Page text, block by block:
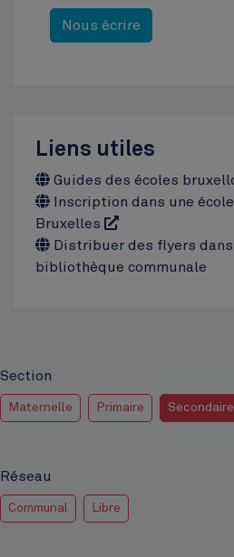
Nous écrire
Liens utiles
Guides des écoles
Inscription dans une
Bruxelles
Distribuer des flyers
bibliothèque communale
Section
Maternelle Primaire Secondaire
Réseau
Communal Libre